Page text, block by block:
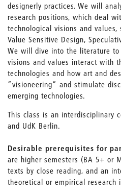
designerly practices. We will
research positions, which deal
technological visions and values,
Value Sensitive Design,
We will dive into the literature
visions and values interact with
technologies and how art and
“visioneering“ and stimulate
emerging technologies.
This class is an interdisciplinary
and UdK Berlin.
Desirable prerequisites for
are higher semesters (BA 5+ or
texts by close reading, and an
theoretical or empirical research